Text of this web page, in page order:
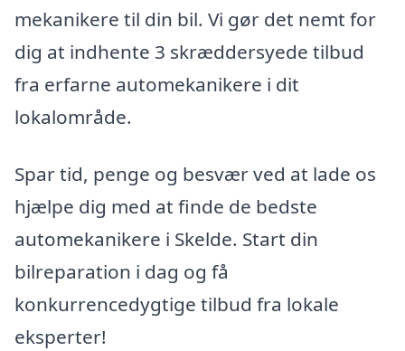
mekanikere til din bil. Vi gør det nemt for
dig at indhente 3 skræddersyede tilbud
fra erfarne automekanikere i dit
lokalområde.
Spar tid, penge og besvær ved at lade os
hjælpe dig med at finde de bedste
automekanikere i Skelde. Start din
bilreparation i dag og få
konkurrencedygtige tilbud fra lokale
eksperter!